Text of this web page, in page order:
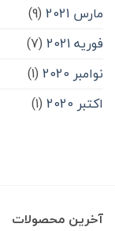
مارس 2021
(9)
فوریه 2021
(7)
نوامبر 2020
(1)
اکتبر 2020
(1)
آخرین محصولات